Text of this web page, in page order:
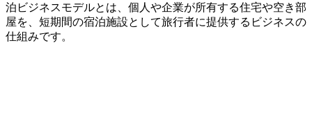
泊ビジネスモデルとは、個人や企業が所有する住宅や空き部
屋を、短期間の宿泊施設として旅行者に提供するビジネスの
仕組みです。